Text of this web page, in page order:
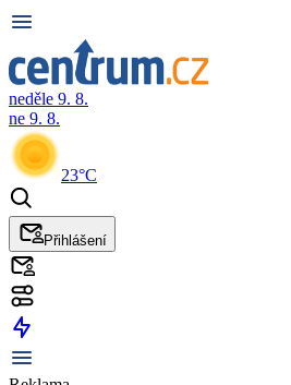
neděle 9. 8.
ne 9. 8.
23°C
Přihlášení